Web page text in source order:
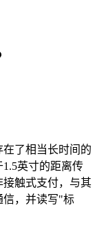
了相当长时间的
英寸的距离传
触式支付，与其
信，并读写"标